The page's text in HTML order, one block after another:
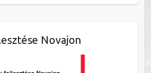
Novajon